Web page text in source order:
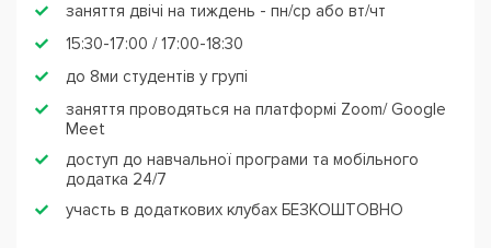
заняття двічі на тиждень - пн/ср або вт/чт
15:30-17:00 / 17:00-18:30
до 8ми студентів у групі
заняття проводяться на платформі Zoom/ Google
Meet
доступ до навчальної програми та мобільного
додатка 24/7
участь в додаткових клубах БЕЗКОШТОВНО